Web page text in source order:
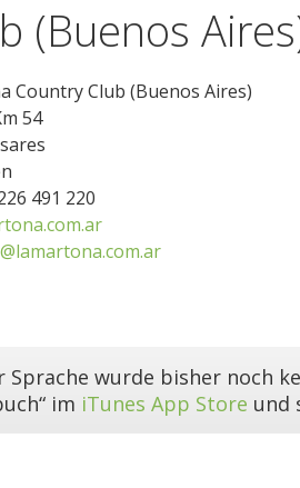
(Buenos
Country Club (Buenos Aires)
54
491 220
Sprache wurde bisher noch
im iTunes App Store und